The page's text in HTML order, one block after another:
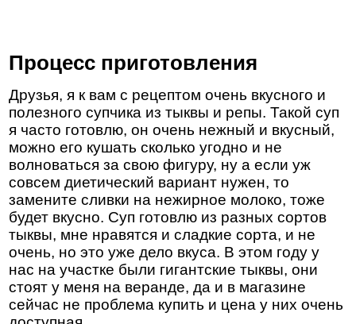
Процесс приготовления
Друзья, я к вам с рецептом очень вкусного и
полезного супчика из тыквы и репы. Такой суп
я часто готовлю, он очень нежный и вкусный,
можно его кушать сколько угодно и не
волноваться за свою фигуру, ну а если уж
совсем диетический вариант нужен, то
замените сливки на нежирное молоко, тоже
будет вкусно. Суп готовлю из разных сортов
тыквы, мне нравятся и сладкие сорта, и не
очень, но это уже дело вкуса. В этом году у
нас на участке были гигантские тыквы, они
стоят у меня на веранде, да и в магазине
сейчас не проблема купить и цена у них очень